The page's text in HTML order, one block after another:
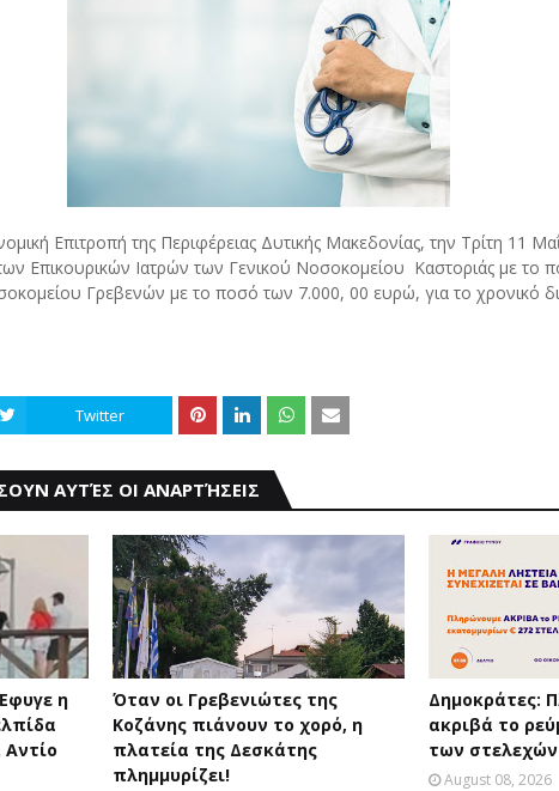
Επιτροπή της Περιφέρειας Δυτικής Μακεδονίας, την Τρίτη 11
Επικουρικών Ιατρών των Γενικού Νοσοκομείου Καστοριάς με το
Γρεβενών με το ποσό των 7.000, 00 ευρώ, για το χρονικό
Twitter
ΑΥΤΈΣ ΟΙ ΑΝΑΡΤΉΣΕΙΣ
η
Όταν οι Γρεβενιώτες της
Κοζάνης πιάνουν το χορό, η
πλατεία της Δεσκάτης
πλημμυρίζει!
Δημοκράτες:
ακριβά το
των
August 08, 2026